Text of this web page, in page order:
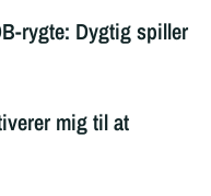
rygte: Dygtig spiller
mig til at